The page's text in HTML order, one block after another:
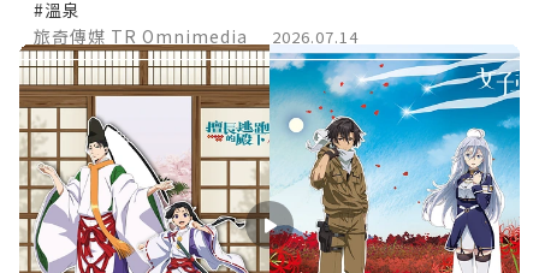
#溫泉
旅奇傳媒 TR Omnimedia
2026.07.14